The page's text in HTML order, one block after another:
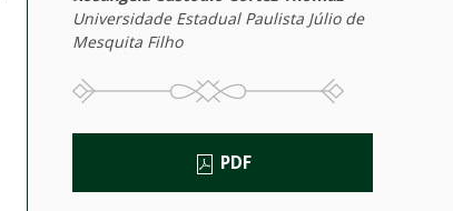
Universidade Estadual Paulista Júlio de
Mesquita Filho
PDF